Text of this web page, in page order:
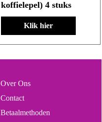
koffielepel) 4 stuks
Klik hier
Over Ons
Contact
Betaalmethoden